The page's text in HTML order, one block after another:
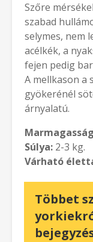
Szőre
szabad
selymes, nem
acélkék, a
fejen pedig
A mellkason a
gyökerénél
árnyalatú.
Súlya: 2-3 kg.
Várható
Többet